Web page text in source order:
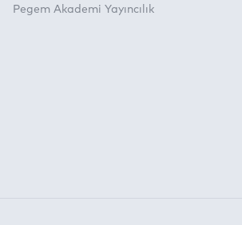
Pegem Akademi Yayıncılık